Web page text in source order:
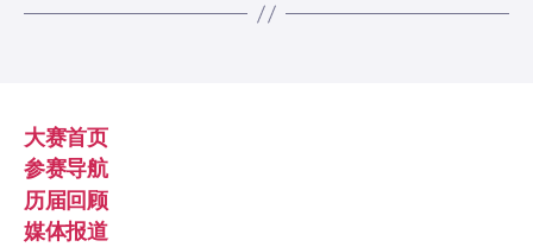
大赛首页
参赛导航
历届回顾
媒体报道